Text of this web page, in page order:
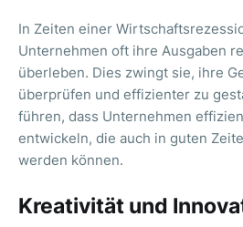
In Zeiten einer
Unternehmen oft ihre Ausgaben
überleben. Dies zwingt sie, ihre
überprüfen und effizienter zu
führen, dass Unternehmen
entwickeln, die auch in guten
werden können.
Kreativität und